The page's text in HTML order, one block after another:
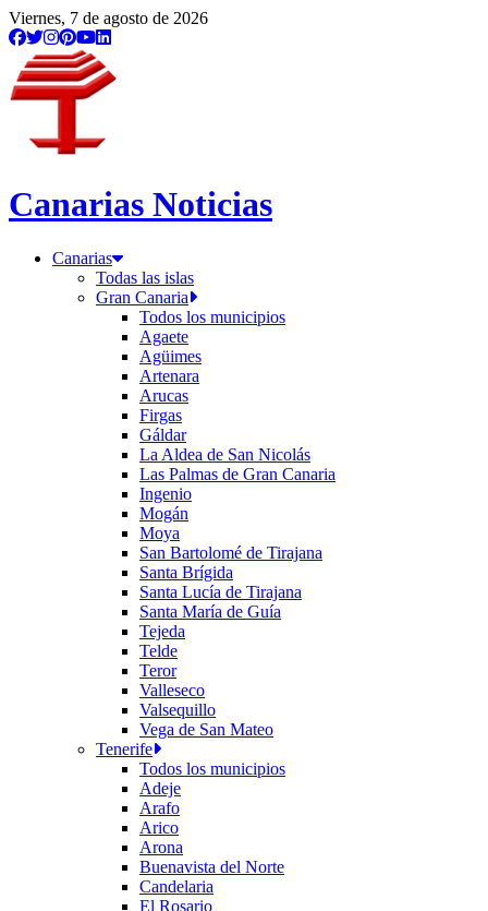
Viernes, 7 de agosto de 2026
Canarias Noticias
Canarias
Todas las islas
Gran Canaria
Todos los municipios
Agaete
Agüimes
Artenara
Arucas
Firgas
Gáldar
La Aldea de San Nicolás
Las Palmas de Gran Canaria
Ingenio
Mogán
Moya
San Bartolomé de Tirajana
Santa Brígida
Santa Lucía de Tirajana
Santa María de Guía
Tejeda
Telde
Teror
Valleseco
Valsequillo
Vega de San Mateo
Tenerife
Todos los municipios
Adeje
Arafo
Arico
Arona
Buenavista del Norte
Candelaria
El Rosario